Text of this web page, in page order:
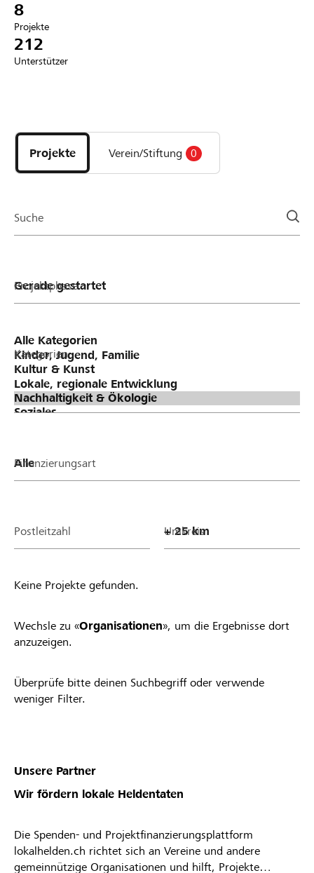
Anmelden
DE FR IT
8
Projekte
212
Unterstützer
Projekte
und
Organisationen
Projekte Verein/Stiftung 0
Suche
Projektphase
Kategorien
Finanzierungsart
Postleitzahl Umkreis
Keine Projekte gefunden.
Wechsle zu «Organisationen», um die Ergebnisse dort
anzuzeigen.
Überprüfe bitte deinen Suchbegriff oder verwende
weniger Filter.
Unsere Partner
Wir fördern lokale Heldentaten
Die Spenden- und Projektfinanzierungsplattform
lokalhelden.ch richtet sich an Vereine und andere
gemeinnützige Organisationen und hilft, Projekte